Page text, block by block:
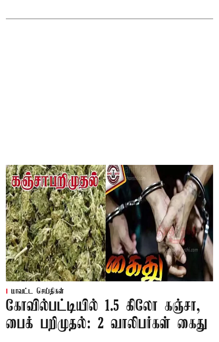
மாவட்ட செய்திகள்
கோவில்பட்டியில் 1.5 கிலோ கஞ்சா,
பைக் பறிமுதல்: 2 வாலிபர்கள் கைது